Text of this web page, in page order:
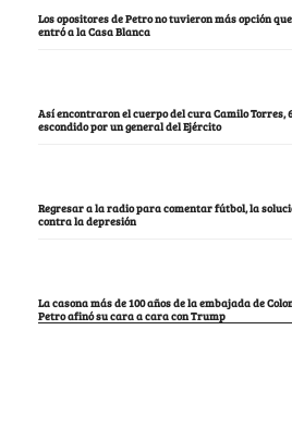
Los opositores de Petro no tuvieron más opción
entró a la Casa Blanca
Así encontraron el cuerpo del cura Camilo Torres,
escondido por un general del Ejército
Regresar a la radio para comentar fútbol, la
contra la depresión
La casona más de 100 años de la embajada de
Petro afinó su cara a cara con Trump